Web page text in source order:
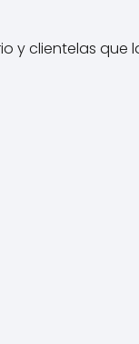
y clientelas que